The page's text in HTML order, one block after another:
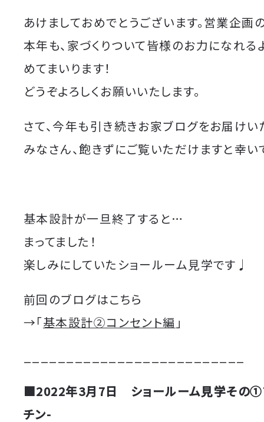
あけましておめでとうございます。営業企画
本年も、家づくりついて皆様のお力になれる
めてまいります！
どうぞよろしくお願いいたします。
さて、今年も引き続きお家ブログをお届けい
みなさん、飽きずにご覧いただけますと幸い
基本設計が一旦終了すると…
まってました！
楽しみにしていたショールーム見学です♩
前回のブログはこちら
→「基本設計②コンセント編 」
■2022年3月7日 ショールーム見学その
チン-